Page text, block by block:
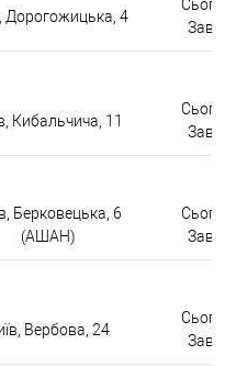
Дорогожицька, 4
Кибальчича, 11
Берковецька, 6
(АШАН)
Вербова, 24